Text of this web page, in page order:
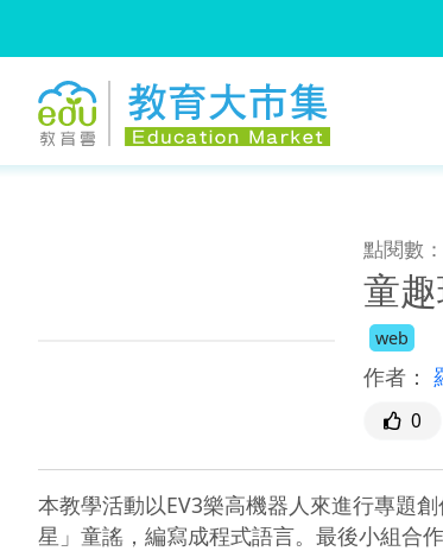
點閱數
童
web
作者：
0
本教學活動以EV3樂高機器人來進行專題
星」童謠，編寫成程式語言。最後小組合